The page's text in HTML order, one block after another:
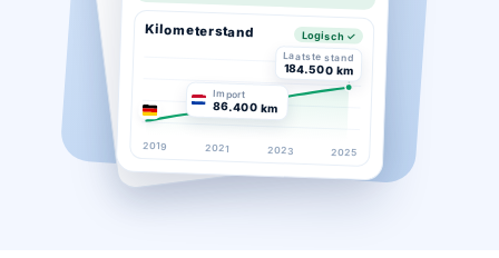
Kilometerstand Logisch ✓
Laatste stand
184.500 km
Import
86.400 km
2019 2021 2023 2025